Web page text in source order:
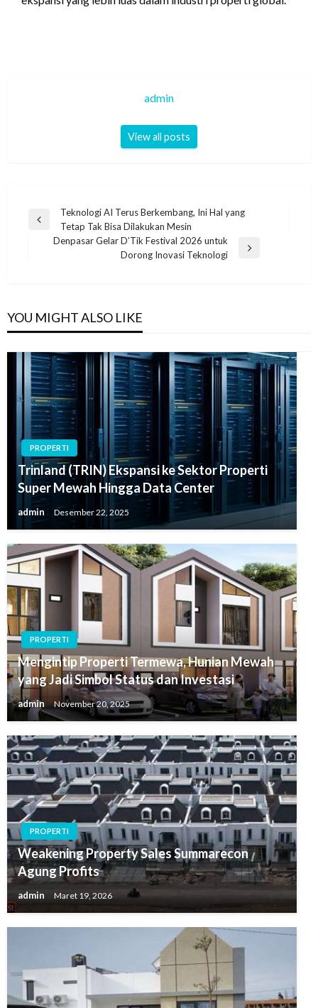
admin
View all posts
Navigasi
Previous
Teknologi AI Terus Berkembang, Ini Hal yang
Tetap Tak Bisa Dilakukan Mesin
Denpasar Gelar D’Tik Festival 2026 untuk
Dorong Inovasi Teknologi
YOU MIGHT ALSO LIKE
PROPERTI
Trinland (TRIN) Ekspansi ke Sektor Properti
Super Mewah Hingga Data Center
admin Desember 22, 2025
PROPERTI
Mengintip Properti Termewa, Hunian Mewah
yang Jadi Simbol Status dan Investasi
admin November 20, 2025
PROPERTI
Weakening Property Sales Summarecon
Agung Profits
admin Maret 19, 2026